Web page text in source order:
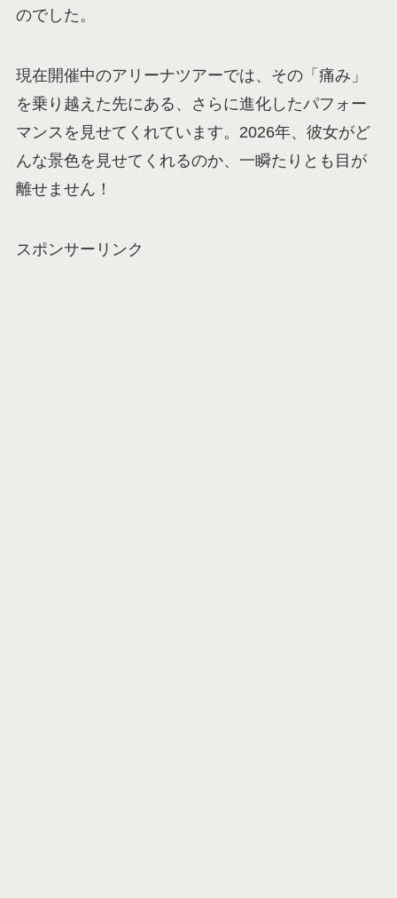
のでした。
現在開催中のアリーナツアーでは、その「痛み」
を乗り越えた先にある、さらに進化したパフォー
マンスを見せてくれています。2026年、彼女がど
んな景色を見せてくれるのか、一瞬たりとも目が
離せません！
スポンサーリンク